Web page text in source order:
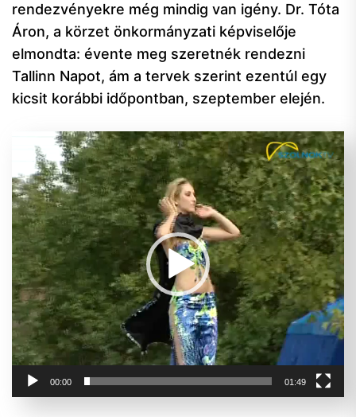
rendezvényekre még mindig van igény. Dr. Tóta
Áron, a körzet önkormányzati képviselője
elmondta: évente meg szeretnék rendezni
Tallinn Napot, ám a tervek szerint ezentúl egy
kicsit korábbi időpontban, szeptember elején.
Videólejátszó
00:00 01:49